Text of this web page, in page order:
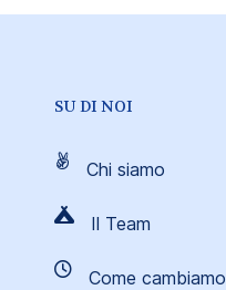
SU DI NOI
Chi siamo
Il Team
Come cambiamo